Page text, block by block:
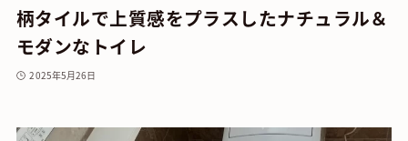
柄タイルで上質感をプラスしたナチュラル＆
モダンなトイレ
2025年5月26日